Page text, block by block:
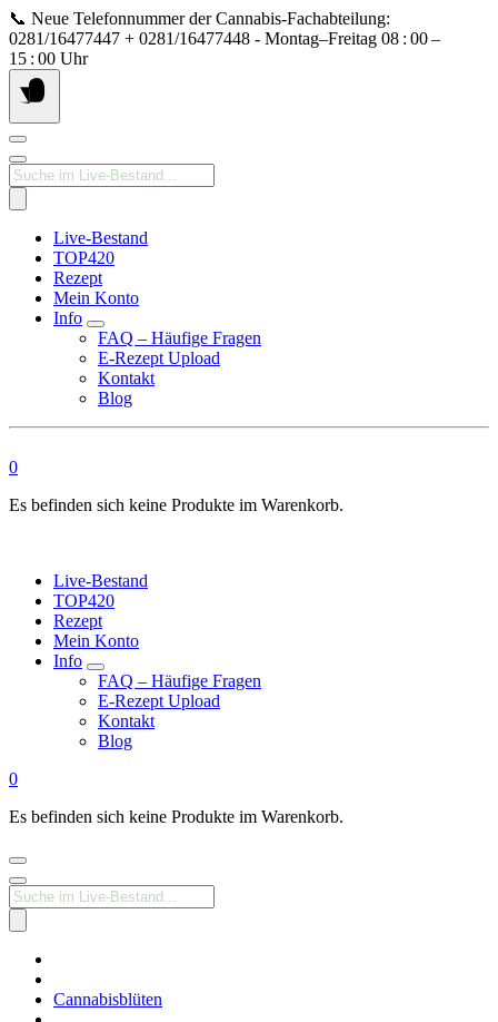
Springe
zum
Inhalt
📞 Neue Telefonnummer der Cannabis‑Fachabteilung:
0281/16477447 + 0281/16477448 - Montag–Freitag 08 : 00 –
15 : 00 Uhr
Products
search
Live-Bestand
TOP420
Rezept
Mein Konto
Info
FAQ – Häufige Fragen
E-Rezept Upload
Kontakt
Blog
0
Es befinden sich keine Produkte im Warenkorb.
Live-Bestand
TOP420
Rezept
Mein Konto
Info
FAQ – Häufige Fragen
E-Rezept Upload
Kontakt
Blog
0
Es befinden sich keine Produkte im Warenkorb.
Products
search
Apotheke
Cannabisblüten